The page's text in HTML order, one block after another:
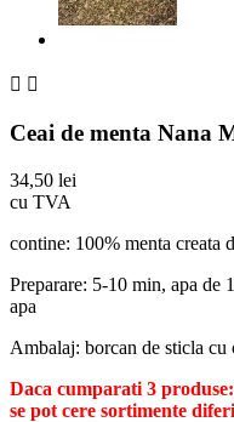
 
Ceai de menta Nana
34,50 lei
cu TVA
contine: 100% menta creata
Preparare: 5-10 min, apa de
apa
Ambalaj: borcan de sticla cu
Daca cumparati 3
se pot cere sortimente